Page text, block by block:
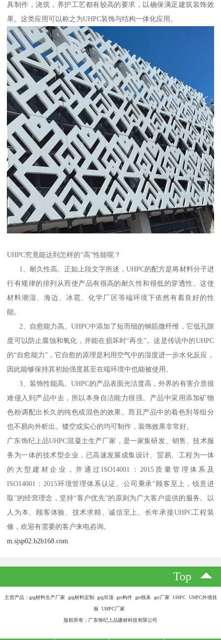
具制作，浇筑，养护工艺都有较高的要求，以确保满足建筑装饰效
果。这类应用可以称之为UHPC装饰与结构一体化应用。
UHPC究竟能达到怎样的“高”性能呢？
1、耐久性高。正如上段文字所述，UHPC的配方是将材料分子进
行有规律的排列从而使产品有很高的耐久性和很低的穿透性。这使
材料潮湿、海边、冰雹、化学厂区等端环境下依然有着良好的性
能。
2、自愈能力高。UHPC中添加了短而细的钢筋微纤维，它低孔隙
度可以防止腐蚀和氧化，并能在损坏时“再生”。这是传说中的UHPC
的“自愈能力”，它自愈的原理是利用空气中的湿度进一步水化反应，
因此能够保持其初始强度甚至在端环境中也能被使用。
3、装饰性能高。UHPC的产品表面光洁度高，外界的有害介质很
难侵入到产品中去，所以本身自洁能力很强。产品中采用添加矿物
色粉调配出长久的纯色或混色的效果。而且产品中的着色剂等组分
也不易向外析出。镂空或实心的均可制作，装饰效果非常好。
广东饰纪上品UHPC混凝土生产厂家，是一家集研发、销售、技术服
务为一体的技术型企业，已高速发展成集设计、贸易、工程为一体
的大型建材企业，并通过ISO14001：2015质量管理体系及
ISO14001：2015环境管理体系认证。公司秉承“顾客至上，锐意进
取”的经营理念，坚持“客户优先”的原则为广大客户提供的服务。以
人为本、顾客体验、技术求精、诚信至上。长年承接UHPC工程装
修，欢迎有需要的客户来电咨询。
m.sjsp02.b2b168.com
Top
主营产品：grg材料生产厂家 grg材料定制 grg吊顶 grc构件 grc线条 grc厂家 UHPC UHPC外墙挂
板 UHPC厂家
版权所有：广东饰纪上品建材科技有限公司